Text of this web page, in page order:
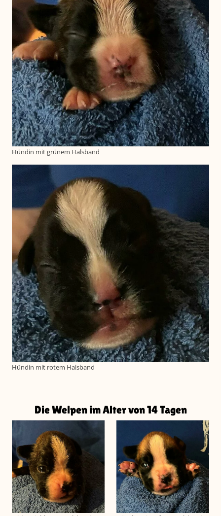
Hündin mit grünem Halsband
Hündin mit rotem Halsband
Die Welpen im Alter von 14 Tagen